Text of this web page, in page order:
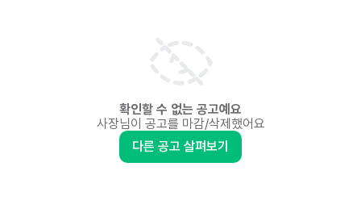
확인할 수 없는 공고예요
사장님이 공고를 마감/삭제했어요
다른 공고 살펴보기